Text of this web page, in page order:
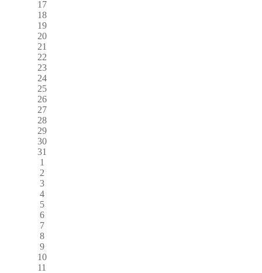
17
18
19
20
21
22
23
24
25
26
27
28
29
30
31
1
2
3
4
5
6
7
8
9
10
11